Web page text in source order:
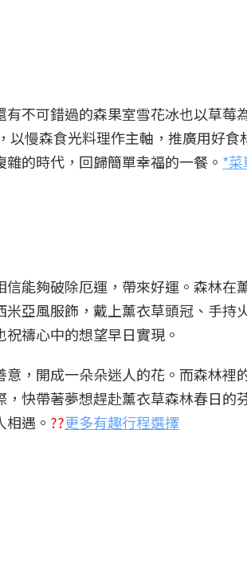
不可錯過的森果室雪花冰也以草莓
慢森食光料理作主軸，推廣用好食
的時代，回歸簡單幸福的一餐。 *菜
能夠破除厄運，帶來好運。森林在
亞風服飾，戴上薰衣草頭冠、手持
禱心中的想望早日實現。
，開成一朵朵迷人的花。而森林裡
快帶著夢想趕赴薰衣草森林春日的
遇。 ??更多有趣行程選擇